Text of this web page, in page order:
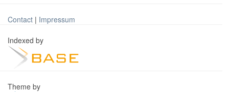
Contact | Impressum
Indexed by
Theme by